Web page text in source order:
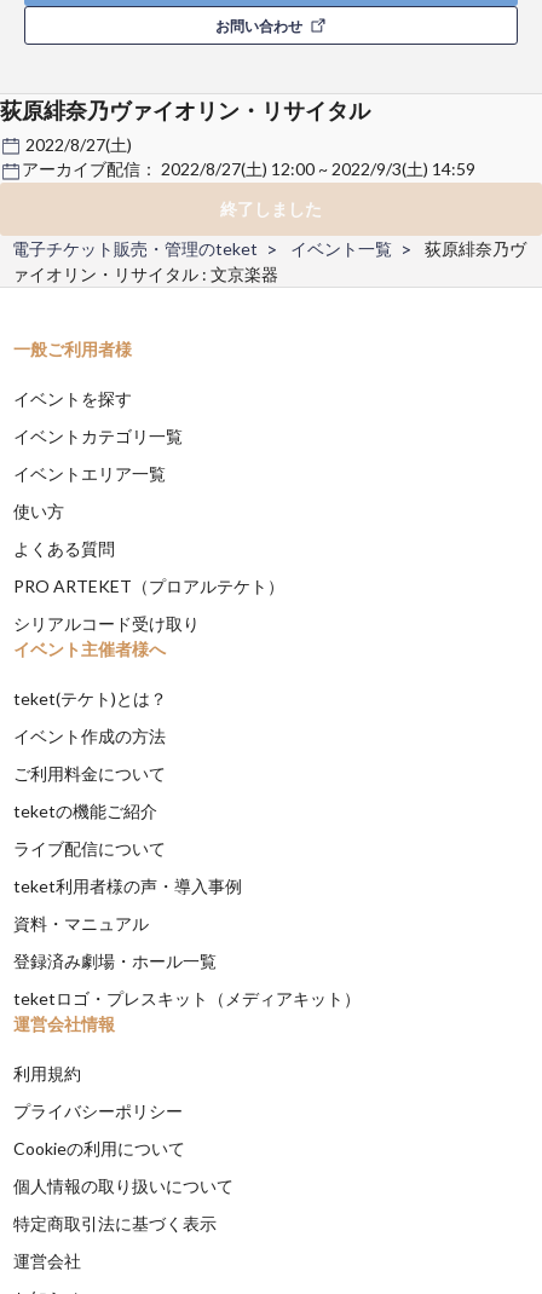
お問い合わせ
荻原緋奈乃ヴァイオリン・リサイタル
2022/8/27(土)
アーカイブ配信： 2022/8/27(土) 12:00 ~ 2022/9/3(土) 14:59
終了しました
電子チケット販売・管理のteket
イベント一覧
荻原緋奈乃ヴ
ァイオリン・リサイタル : 文京楽器
一般ご利用者様
イベントを探す
イベントカテゴリ一覧
イベントエリア一覧
使い方
よくある質問
PRO ARTEKET（プロアルテケト）
シリアルコード受け取り
イベント主催者様へ
teket(テケト)とは？
イベント作成の方法
ご利用料金について
teketの機能ご紹介
ライブ配信について
teket利用者様の声・導入事例
資料・マニュアル
登録済み劇場・ホール一覧
teketロゴ・プレスキット（メディアキット）
運営会社情報
利用規約
プライバシーポリシー
Cookieの利用について
個人情報の取り扱いについて
特定商取引法に基づく表示
運営会社